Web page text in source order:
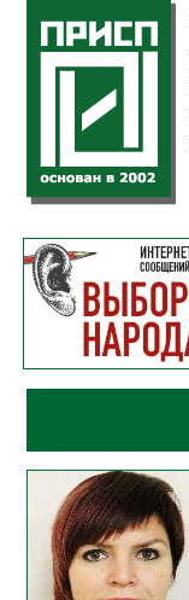
Категория:
Комментарии